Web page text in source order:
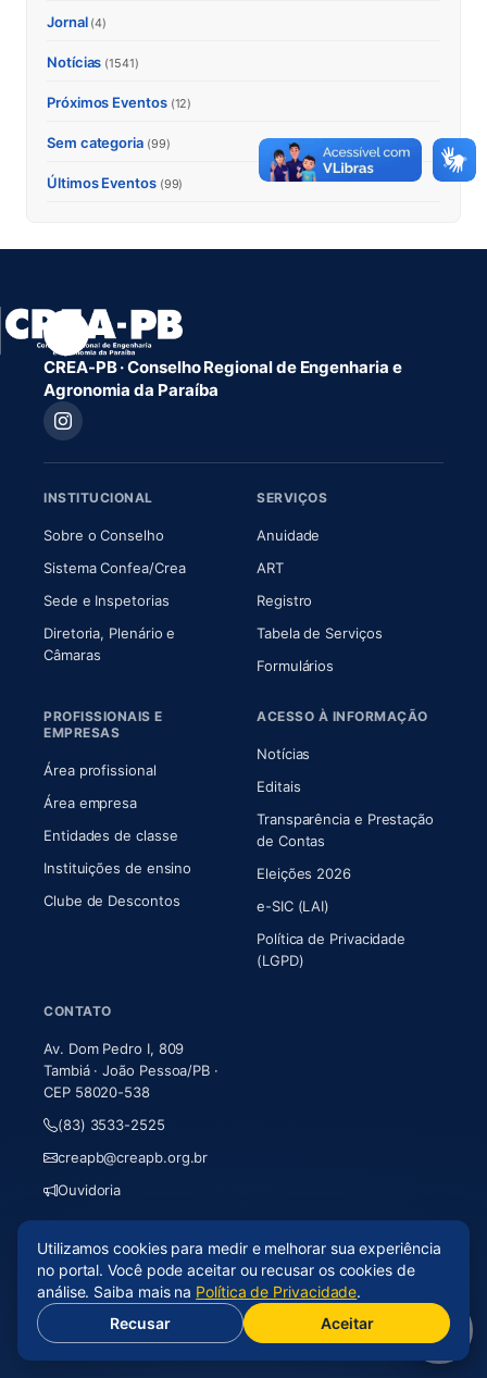
Jornal (4)
Notícias (1541)
Próximos Eventos (12)
Sem categoria (99)
Últimos Eventos (99)
CREA-PB · Conselho Regional de Engenharia e
Agronomia da Paraíba
INSTITUCIONAL
Sobre o Conselho(abre em nova aba)
Sistema Confea/Crea(abre em nova aba)
Sede e Inspetorias
Diretoria, Plenário e
Câmaras(abre em nova aba)
SERVIÇOS
Anuidade
ART(abre em nova aba)
Registro
Tabela de Serviços
Formulários
PROFISSIONAIS E
EMPRESAS
Área profissional
Área empresa
Entidades de classe
Instituições de ensino
Clube de Descontos
ACESSO À INFORMAÇÃO
Notícias
Editais
Transparência e Prestação
de Contas
Eleições 2026
e-SIC (LAI)
Política de Privacidade
(LGPD)
CONTATO
Av. Dom Pedro I, 809
Tambiá · João Pessoa/PB ·
CEP 58020-538
(83) 3533-2525
creapb@creapb.org.br
Ouvidoria
© 2026 CREA-PB · Todos os direitos reservados
Acessibilidade
Mapa do site· LGPD
Desenvolvido porAxium Analytics(abre em nova aba)
Utilizamos cookies para medir e melhorar sua experiência
no portal. Você pode aceitar ou recusar os cookies de
análise. Saiba mais na Política de Privacidade.
Recusar
Aceitar